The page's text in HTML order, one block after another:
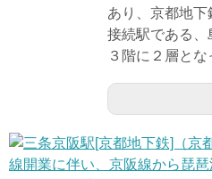
あり、京都地
接続駅である、
３階に２層と